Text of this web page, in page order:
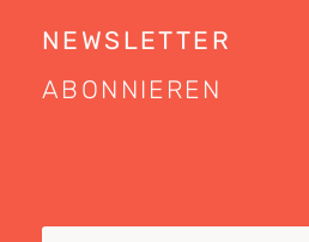
NEWSLETTER
ABONNIEREN